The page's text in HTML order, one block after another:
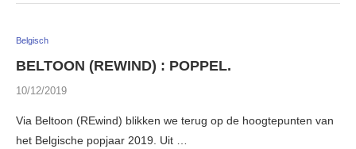
Belgisch
BELTOON (REWIND) : POPPEL.
10/12/2019
Via Beltoon (REwind) blikken we terug op de hoogtepunten van
het Belgische popjaar 2019. Uit …